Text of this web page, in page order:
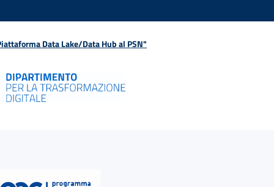
Data Lake/Data Hub al PSN"